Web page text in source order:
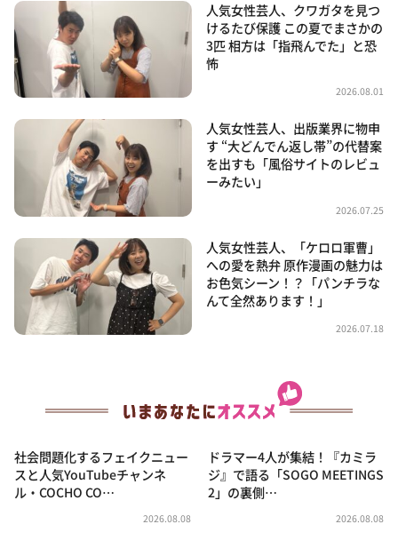
人気女性芸人、クワガタを見つ
けるたび保護 この夏でまさかの
3匹 相方は「指飛んでた」と恐
怖
2026.08.01
人気女性芸人、出版業界に物申
す “大どんでん返し帯”の代替案
を出すも「風俗サイトのレビュ
ーみたい」
2026.07.25
人気女性芸人、「ケロロ軍曹」
への愛を熱弁 原作漫画の魅力は
お色気シーン！？「パンチラな
んて全然あります！」
2026.07.18
社会問題化するフェイクニュー
スと人気YouTubeチャンネ
ル・COCHO CO…
2026.08.08
ドラマー4人が集結！『カミラ
ジ』で語る「SOGO MEETINGS
2」の裏側…
2026.08.08